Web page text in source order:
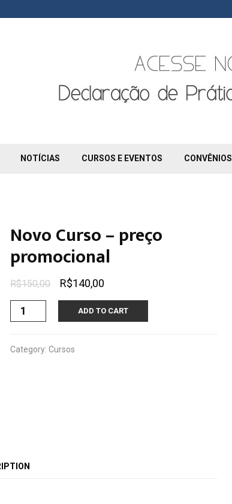
NOTÍCIAS CURSOS E EVENTOS CONVÊNIOS
Novo Curso – preço
promocional
R$150,00
Original
price
was:
R$150,00.
R$140,00Current
price
is:
Novo
promocional
ADD TO CART
Category: Cursos